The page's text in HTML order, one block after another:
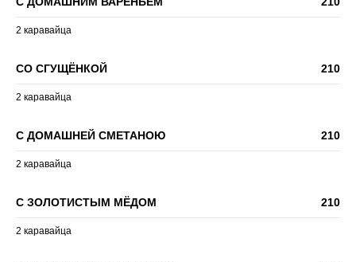
2 каравайца
СО СГУЩЁНКОЙ 210
2 каравайца
С ДОМАШНЕЙ СМЕТАНОЮ 210
2 каравайца
С ЗОЛОТИСТЫМ МЁДОМ 210
2 каравайца